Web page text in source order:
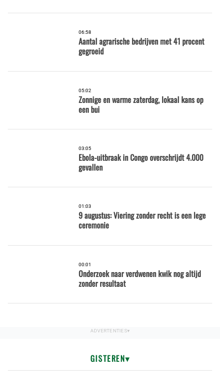
06:58
Aantal agrarische bedrijven met 41 procent
gegroeid
05:02
Zonnige en warme zaterdag, lokaal kans op
een bui
03:05
Ebola-uitbraak in Congo overschrijdt 4.000
gevallen
01:03
9 augustus: Viering zonder recht is een lege
ceremonie
00:01
Onderzoek naar verdwenen kwik nog altijd
zonder resultaat
GISTEREN